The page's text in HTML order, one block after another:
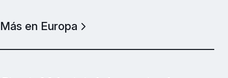
Más en Europa